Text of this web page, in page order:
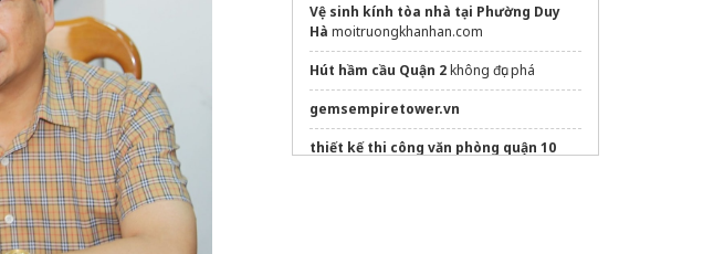
Vệ sinh kính tòa nhà tại Phường Duy
Hà moitruongkhanhan.com
Hút hầm cầu Quận 2không đục phá
gemsempiretower.vn
thiết kế thi công văn phòng quận 10